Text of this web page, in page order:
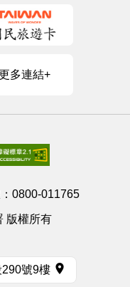
多連結+
0800-011765
版權所有
號9樓